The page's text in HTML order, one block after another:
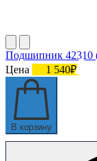
Подшипник 42310
Цена
1 540₽
В корзину